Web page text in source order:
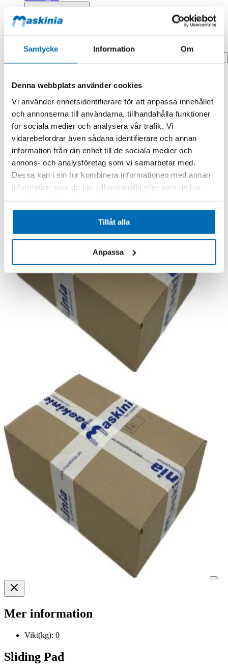
Samtycke Information Om
Denna webbplats använder cookies
Vi använder enhetsidentifierare för att anpassa innehållet
och annonserna till användarna, tillhandahålla funktioner
för sociala medier och analysera vår trafik. Vi
vidarebefordrar även sådana identifierare och annan
information från din enhet till de sociala medier och
annons- och analysföretag som vi samarbetar med.
Dessa kan i sin tur kombinera informationen med annan
information som du har tillhandahållit eller som de har
Tillåt alla
Anpassa
Search
Hem
Produkten finns i följande kategorier:
Case
Sliding Pad
Mer information
Vikt(kg): 0
Sliding Pad